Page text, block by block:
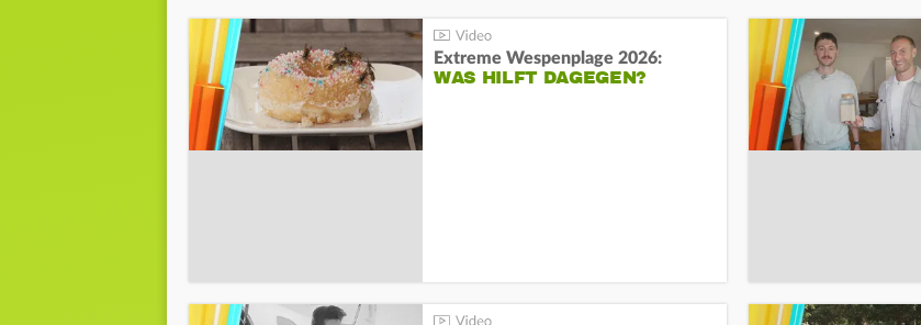
Extreme Wespenplage 2026:
WAS HILFT DAGEGEN?